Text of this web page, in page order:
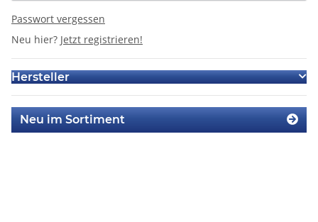
Passwort vergessen
Neu hier? Jetzt registrieren!
Hersteller
Neu im Sortiment